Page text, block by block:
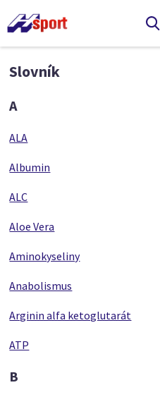
Slovník
A
ALA
Albumin
ALC
Aloe Vera
Aminokyseliny
Anabolismus
Arginin alfa ketoglutarát
ATP
B